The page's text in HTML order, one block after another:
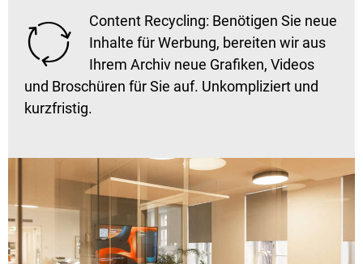

Content Recycling: Benötigen Sie neue
Inhalte für Werbung, bereiten wir aus
Ihrem Archiv neue Grafiken, Videos
und Broschüren für Sie auf. Unkompliziert und
kurzfristig.